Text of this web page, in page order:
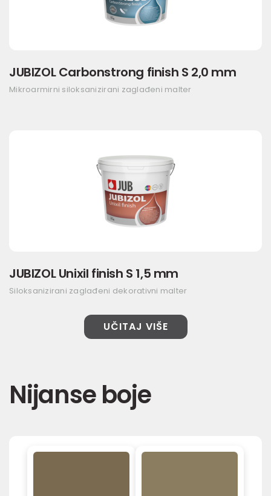
JUBIZOL Carbonstrong finish S 2,0 mm
Mikroarmirni siloksanizirani zaglađeni malter
JUBIZOL Unixil finish S 1,5 mm
Siloksanizirani zaglađeni dekorativni malter
UČITAJ VIŠE
Nijanse boje